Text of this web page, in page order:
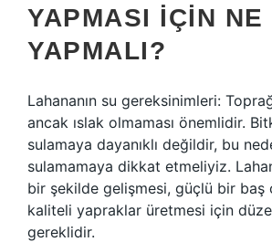
YAPMASI IÇIN NE
YAPMALI?
Lahananın su gereksinimleri:
ancak ıslak olmaması önemlidir.
sulamaya dayanıklı değildir, bu
sulamamaya dikkat etmeliyiz.
bir şekilde gelişmesi, güçlü bir baş
kaliteli yapraklar üretmesi için
gereklidir.